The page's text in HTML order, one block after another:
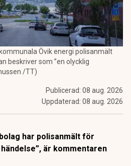
Övik energi polisanmält
beskriver som ”en olycklig
/TT)
Publicerad: 08 aug. 2026
Uppdaterad: 08 aug. 2026
har polisanmält för
är kommentaren